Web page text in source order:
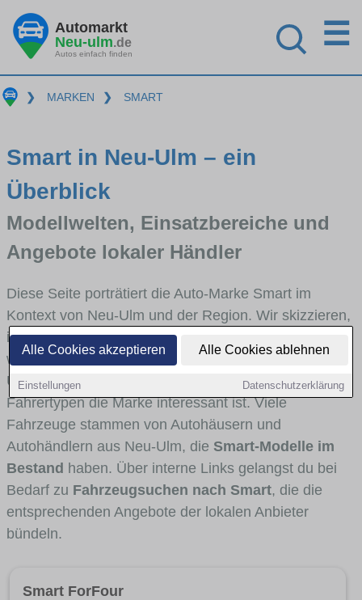
Alle Cookies akzeptieren Alle Cookies ablehnen
Einstellungen Datenschutzerklärung
Automarkt
Neu-ulm.de
Autos einfach finden
☰
❯ MARKEN ❯ SMART
Smart in Neu-Ulm – ein
Überblick
Modellwelten, Einsatzbereiche und
Angebote lokaler Händler
Diese Seite porträtiert die Auto-Marke Smart im
Kontext von Neu-Ulm und der Region. Wir skizzieren,
in welchen Fahrzeugklassen Smart stark vertreten ist,
welche Modellreihen häufig im Stadt- und
Umlandverkehr zu sehen sind und für welche
Fahrertypen die Marke interessant ist. Viele
Fahrzeuge stammen von Autohäusern und
Autohändlern aus Neu-Ulm, die Smart-Modelle im
Bestand haben. Über interne Links gelangst du bei
Bedarf zu Fahrzeugsuchen nach Smart, die die
entsprechenden Angebote der lokalen Anbieter
bündeln.
Smart ForFour